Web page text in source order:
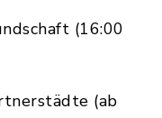
(16:00
(ab